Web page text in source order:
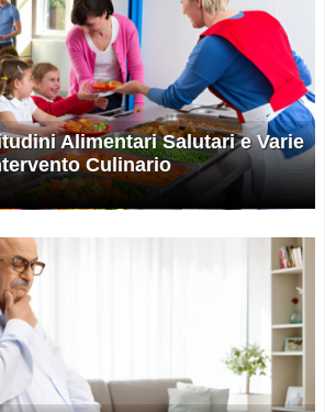
Alimentari Salutari e Varie
Culinario